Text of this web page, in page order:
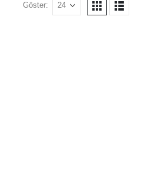
Göster: